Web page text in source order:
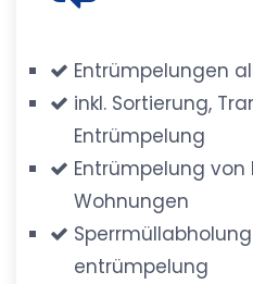
Entrümpelungen
inkl. Sortierung,
Entrümpelung
Entrümpelung von
Wohnungen
entrümpelung